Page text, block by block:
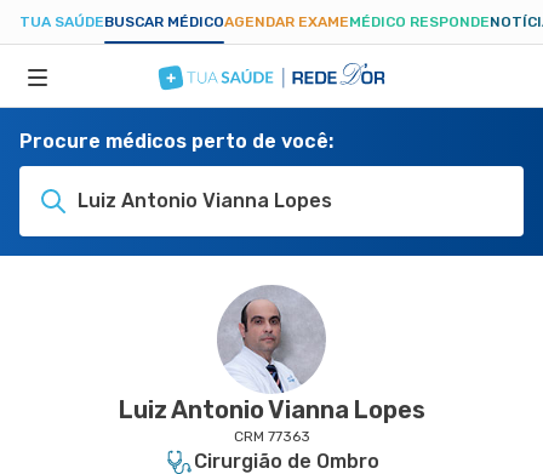
TUA SAÚDEBUSCAR MÉDICOAGENDAR EXAMEMÉDICO RESPONDE
ESPECIALIDADES
Procure médicos perto de você:
Luiz Antonio Vianna Lopes
Luiz Antonio Vianna Lopes
CRM 77363
Cirurgião de Ombro